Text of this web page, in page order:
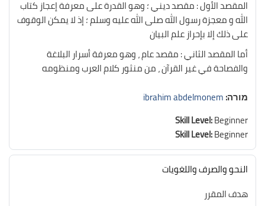
المقصد الأول : مقصد ديني ؛ وهو القدرة على معرفة إعجاز كتاب
الله و معجزة رسول الله صلى الله عليه وسلم ؛ إذ لا يمكن الوقوف
على ذلك إلا بإحراز علم البيان
أما المقصد الثاني : مقصد عام ، وهو معرفة أسرار البلاغة
والفصاحة في غير القرآن ، من منثور كلام العرب ومنظومه
מורה:ibrahim abdelmonem
Skill Level:Beginner
Skill Level:Beginner
النحو والصرف واللغويات
هدف المقرر